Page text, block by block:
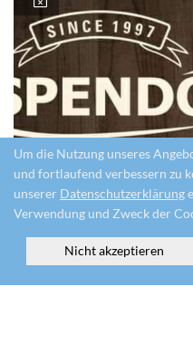
Aspendos
Neuenhauser Str. 11,
Uelsen
Um die Nutzung unseres
und fortlaufend verbessern zu
unserer Datenschutzerklärung
Verwendung und Zweck der
Nicht akzeptieren